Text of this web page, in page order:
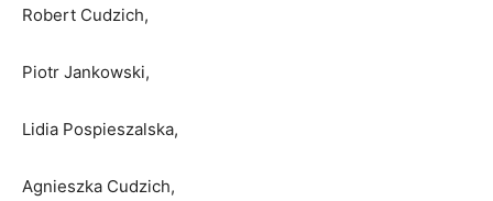
Robert Cudzich,
Piotr Jankowski,
Lidia Pospieszalska,
Agnieszka Cudzich,